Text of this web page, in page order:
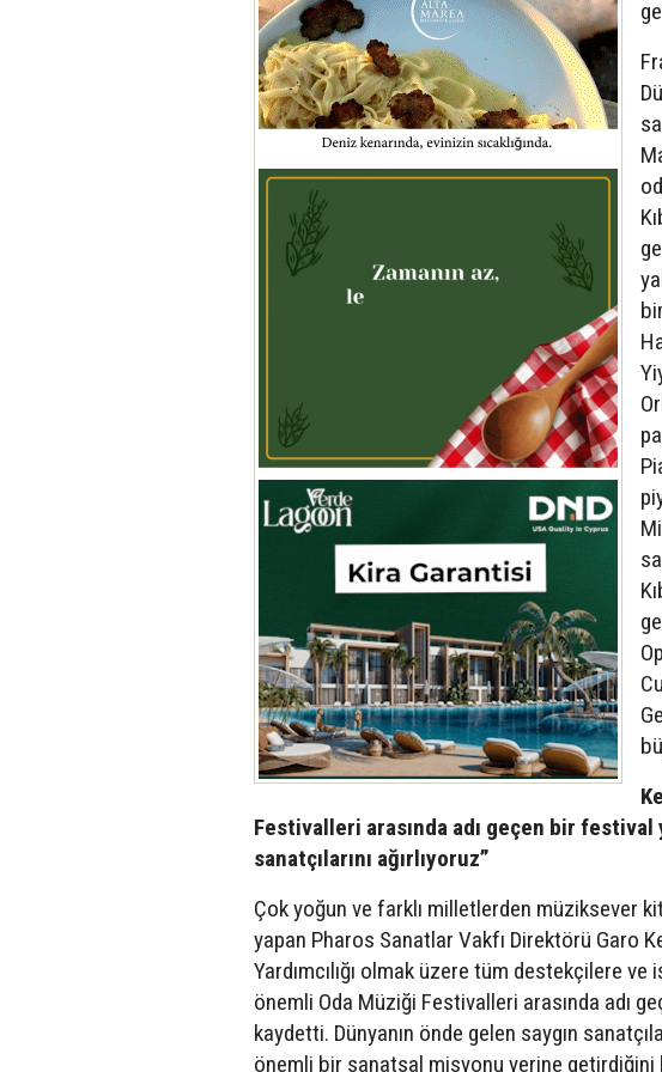
Festivalleri arasında adı geçen bir festival
sanatçılarını ağırlıyoruz”
Çok yoğun ve farklı milletlerden müziksever
yapan Pharos Sanatlar Vakfı Direktörü Garo
Yardımcılığı olmak üzere tüm destekçilere
önemli Oda Müziği Festivalleri arasında adı
kaydetti. Dünyanın önde gelen saygın
önemli bir sanatsal misyonu yerine getirdiğini